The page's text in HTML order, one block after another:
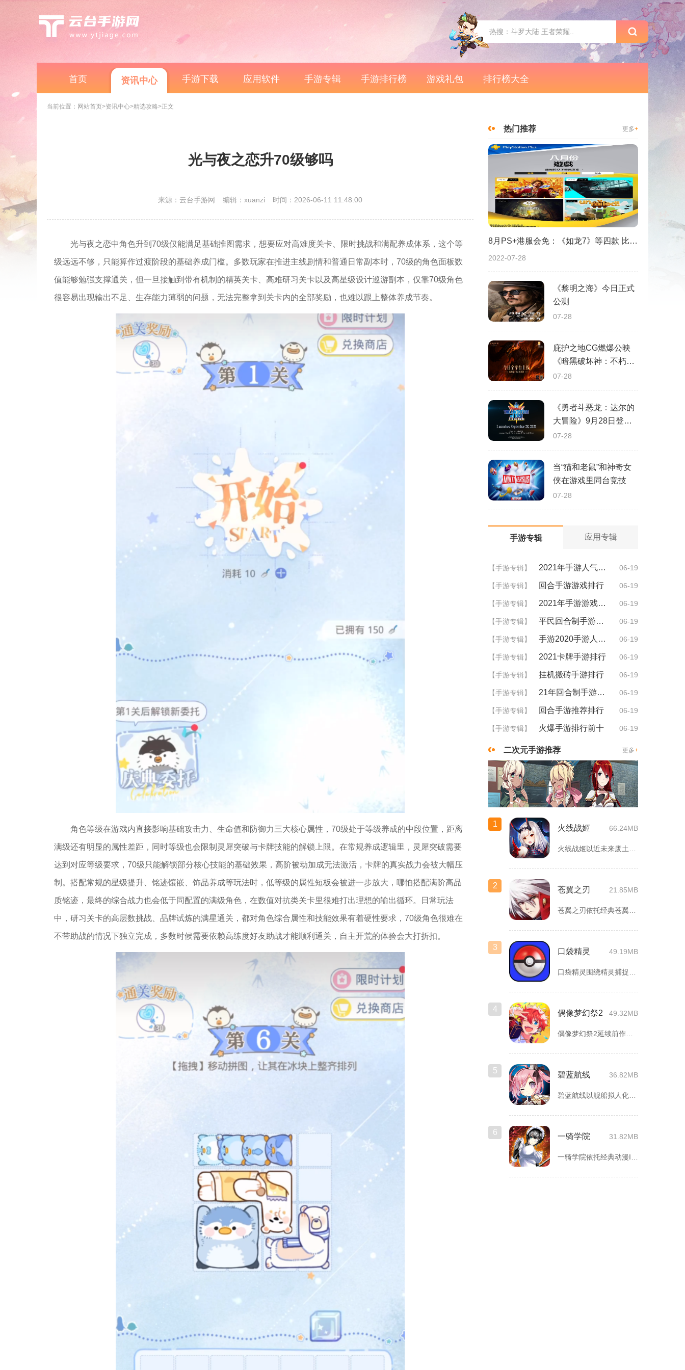
首页 资讯中心 手游下载 应用软件 手游专辑 手游排行榜 游戏礼包 排行榜大全
当前位置： 网站首页>资讯中心>精选攻略>正文
光与夜之恋升70级够吗
来源：云台手游网 编辑：xuanzi 时间：2026-06-11 11:48:00
光与夜之恋中角色升到70级仅能满足基础推图需求，想要应对高难度关卡、限时挑战和满配养成体系，这个等
级远远不够，只能算作过渡阶段的基础养成门槛。多数玩家在推进主线剧情和普通日常副本时，70级的角色面板数
值能够勉强支撑通关，但一旦接触到带有机制的精英关卡、高难研习关卡以及高星级设计巡游副本，仅靠70级角色
很容易出现输出不足、生存能力薄弱的问题，无法完整拿到关卡内的全部奖励，也难以跟上整体养成节奏。
角色等级在游戏内直接影响基础攻击力、生命值和防御力三大核心属性，70级处于等级养成的中段位置，距离
满级还有明显的属性差距，同时等级也会限制灵犀突破与卡牌技能的解锁上限。在常规养成逻辑里，灵犀突破需要
达到对应等级要求，70级只能解锁部分核心技能的基础效果，高阶被动加成无法激活，卡牌的真实战力会被大幅压
制。搭配常规的星级提升、铭迹镶嵌、饰品养成等玩法时，低等级的属性短板会被进一步放大，哪怕搭配满阶高品
质铭迹，最终的综合战力也会低于同配置的满级角色，在数值对抗类关卡里很难打出理想的输出循环。日常玩法
中，研习关卡的高层数挑战、品牌试炼的满星通关，都对角色综合属性和技能效果有着硬性要求，70级角色很难在
不带助战的情况下独立完成，多数时候需要依赖高练度好友助战才能顺利通关，自主开荒的体验会大打折扣。
热门推荐 更多+
8月PS+港服会免：《如龙7》等四款 比欧美服多一款
2022-07-28
《黎明之海》今日正式
公测
07-28
庇护之地CG燃爆公映
《暗黑破坏神：不朽》
今日全平台上线
07-28
《勇者斗恶龙：达尔的
大冒险》9月28日登陆
苹果谷歌应用商店
07-28
当“猫和老鼠”和神奇女
侠在游戏里同台竞技
07-28
手游专辑 应用专辑
【手游专辑】 2021年手游人气排行 06-19
【手游专辑】 回合手游游戏排行 06-19
【手游专辑】 2021年手游游戏排行 06-19
【手游专辑】 平民回合制手游排行 06-19
【手游专辑】 手游2020手游人气排行 06-19
【手游专辑】 2021卡牌手游排行 06-19
【手游专辑】 挂机搬砖手游排行 06-19
【手游专辑】 21年回合制手游排行 06-19
【手游专辑】 回合手游推荐排行 06-19
【手游专辑】 火爆手游排行前十 06-19
二次元手游推荐 更多+
1 火线战姬 66.24MB
2 苍翼之刃 21.85MB
3 口袋精灵 49.19MB
4 偶像梦幻祭2 49.32MB
5 碧蓝航线 36.82MB
6 一骑学院 31.82MB